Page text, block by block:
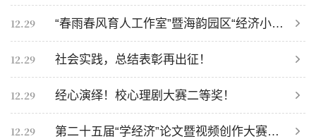
12.29 “春雨春风育人工作室”暨海韵园区“经济小家”昨日揭牌！
12.29 社会实践，总结表彰再出征！
12.29 经心演绎！校心理剧大赛二等奖！
12.29 第二十五届“学经济”论文暨视频创作大赛颁奖仪式举行